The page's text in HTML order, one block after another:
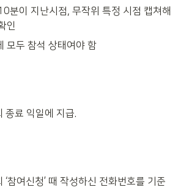
:
Phone :
분이 지난시점, 무작위 특정 시점 캡쳐해
인
모두 참석 상태여야 함
종료 익일에 지급.
‘참여신청’ 때 작성하신 전화번호를 기준